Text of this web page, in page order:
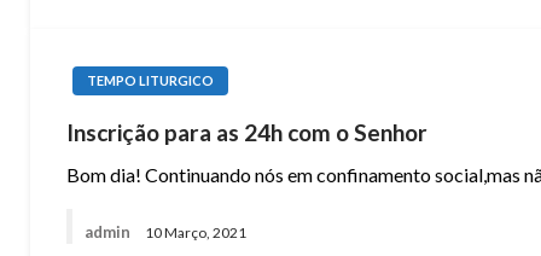
TEMPO LITURGICO
Inscrição para as 24h com o Senhor
Bom dia! Continuando nós em confinamento social,mas
admin 10 Março, 2021